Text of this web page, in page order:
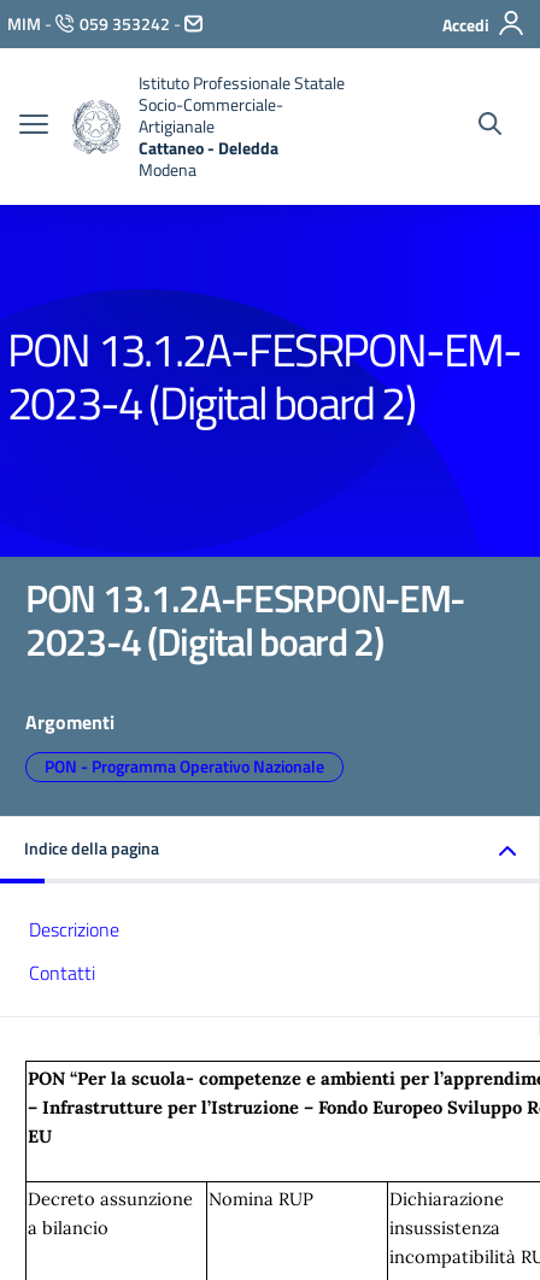
Vai ai contenuti
Vai al menu di navigazione
Vai al footer
MIM - 059 353242 - Accedi
Istituto Professionale Statale
Socio-Commerciale-
Artigianale
Cattaneo - Deledda
Modena
PON 13.1.2A-FESRPON-EM-
2023-4 (Digital board 2)
PON 13.1.2A-FESRPON-EM-
2023-4 (Digital board 2)
Argomenti
PON - Programma Operativo Nazionale
Indice della pagina
Descrizione
Contatti
PON “Per la scuola- competenze e ambienti per
– Infrastrutture per l’Istruzione – Fondo Europeo Sviluppo
EU
Decreto assunzione
a bilancio
Nomina RUP
Dichiarazione
insussistenza
incompatibilità